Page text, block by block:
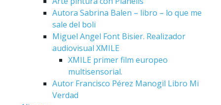
Autora Sabrina Balen – libro – lo que me
sale del boli
Miguel Angel Font Bisier. Realizador
audiovisual XMILE
XMILE primer film europeo
multisensorial.
Autor Francisco Pérez Manogil Libro Mi
Verdad